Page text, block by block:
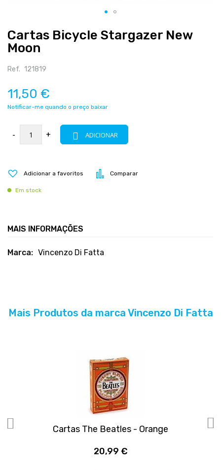
Cartas Bicycle Stargazer New
Moon
Ref. 121819
11,50 €
Notificar-me quando o preço baixar
- + ADICIONAR
Adicionar a favoritos Comparar
Em stock
para
o
da
de
imagens
MAIS INFORMAÇÕES
Mais
Vincenzo Di Fatta
Mais Produtos da marca Vincenzo Di Fatta
Cartas The Beatles - Orange
20,99 €